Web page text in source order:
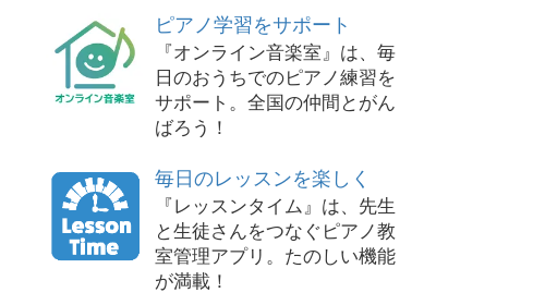
ピアノ学習をサポート
『オンライン音楽室』は、毎
日のおうちでのピアノ練習を
サポート。全国の仲間とがん
ばろう！
毎日のレッスンを楽しく
『レッスンタイム』は、先生
と生徒さんをつなぐピアノ教
室管理アプリ。たのしい機能
が満載！